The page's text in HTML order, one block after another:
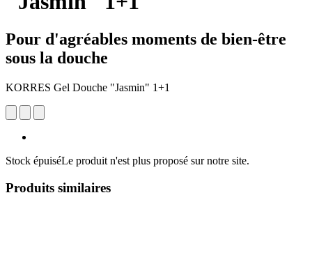
Pour d'agréables moments de bien-être
sous la douche
KORRES Gel Douche "Jasmin" 1+1
Stock épuiséLe produit n'est plus proposé sur notre site.
Produits similaires